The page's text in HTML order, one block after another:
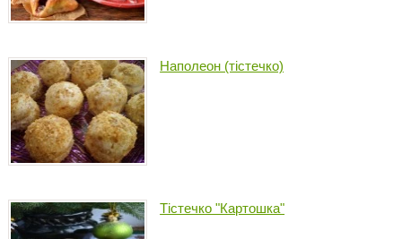
Наполеон (тістечко)
Тістечко "Картошка"